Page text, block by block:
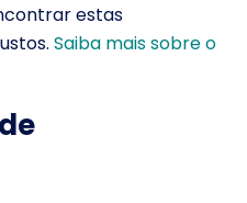
estas
Saiba mais sobre o